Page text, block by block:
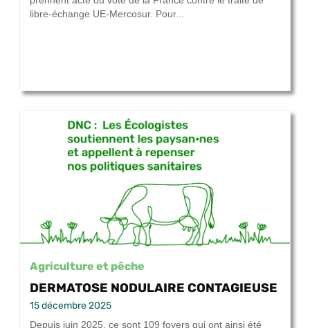
libre-échange UE-Mercosur. Pour...
Agriculture et pêche
DERMATOSE NODULAIRE CONTAGIEUSE
15 décembre 2025
Depuis juin 2025, ce sont 109 foyers qui ont ainsi été